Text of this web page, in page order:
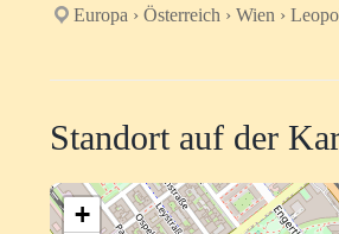
Europa › Österreich › Wien ›
Standort auf der
+